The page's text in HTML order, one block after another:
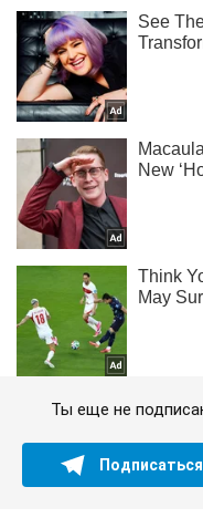
Ты еще не
Подписаться